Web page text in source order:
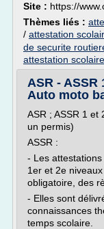
Site : https://
Thèmes liés :
/ attestation
de securite
attestation
ASR - ASSR
Auto moto
ASR ; ASSR 1 et
un permis)
ASSR :
- Les
1er et 2e
obligatoire, des
- Elles sont
connaissances
temps scolaire.